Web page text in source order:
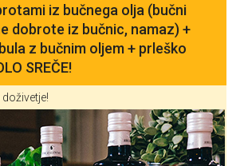
iz bučnega olja (bučni
dobrote iz bučnic, namaz) +
z bučnim oljem + prleško
SREČE!